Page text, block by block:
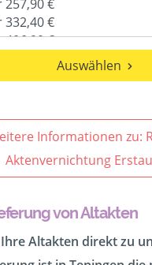
Auswählen
Informationen zu:
Aktenvernichtung
von Altakten
Altakten direkt zu